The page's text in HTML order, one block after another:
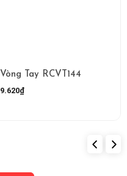
Vòng Tay RCVT144
9.620₫